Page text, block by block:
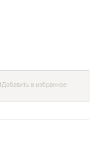
Добавить в избранное